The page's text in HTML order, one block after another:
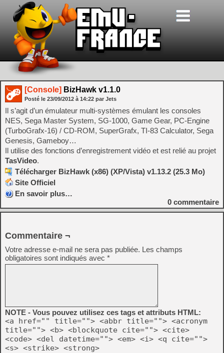
[Console] BizHawk v1.1.0
Posté le 23/09/2012 à 14:22 par Jets
Il s’agit d’un émulateur multi-systèmes émulant les consoles
NES, Sega Master System, SG-1000, Game Gear, PC-Engine
(TurboGrafx-16) / CD-ROM, SuperGrafx, TI-83 Calculator, Sega
Genesis, Gameboy…
Il utilise des fonctions d’enregistrement vidéo et est relié au projet
TasVideo.
Télécharger BizHawk (x86) (XP/Vista) v1.13.2 (25.3 Mo)
Site Officiel
En savoir plus…
0 commentaire
Commentaire ¬
Votre adresse e-mail ne sera pas publiée. Les champs
obligatoires sont indiqués avec *
NOTE - Vous pouvez utilisez ces tags et attributs HTML:
<a href="" title=""> <abbr title=""> <acronym
title=""> <b> <blockquote cite=""> <cite>
<code> <del datetime=""> <em> <i> <q cite="">
<s> <strike> <strong>